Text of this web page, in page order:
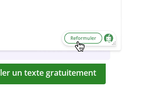
un texte gratuitement